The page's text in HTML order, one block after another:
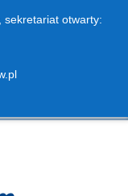
sekretariat otwarty: